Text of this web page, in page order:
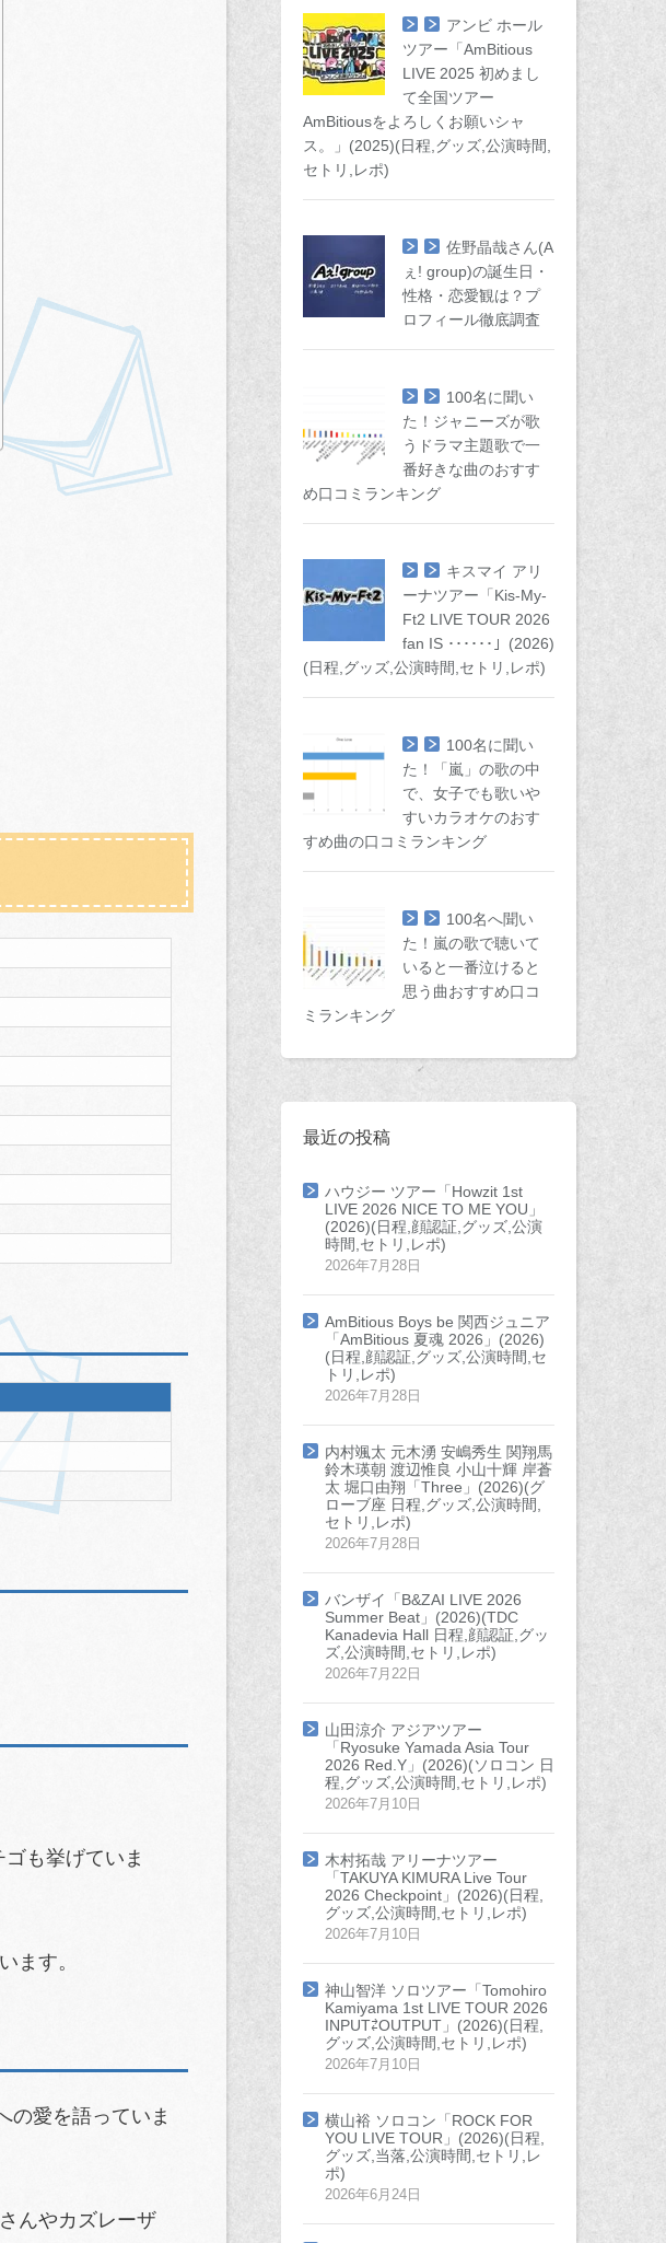
も挙げていま
ます。
の愛を語っていま
んやカズレーザ
アンビ ホール
ツアー「AmBitious
LIVE 2025 初めまし
て全国ツアー
AmBitiousをよろしくお願いシャ
ス。」(2025)(日程,グッズ,公演時間,
セトリ,レポ)
佐野晶哉さん(A
ぇ! group)の誕生日・
性格・恋愛観は？プ
ロフィール徹底調査
100名に聞い
た！ジャニーズが歌
うドラマ主題歌で一
番好きな曲のおすす
め口コミランキング
キスマイ アリ
ーナツアー「Kis-My-
Ft2 LIVE TOUR 2026
fan IS ･･････」(2026)
(日程,グッズ,公演時間,セトリ,レポ)
100名に聞い
た！「嵐」の歌の中
で、女子でも歌いや
すいカラオケのおす
すめ曲の口コミランキング
100名へ聞い
た！嵐の歌で聴いて
いると一番泣けると
思う曲おすすめ口コ
ミランキング
最近の投稿
ハウジー ツアー「Howzit 1st
LIVE 2026 NICE TO ME YOU」
(2026)(日程,顔認証,グッズ,公演
時間,セトリ,レポ)
2026年7月28日
AmBitious Boys be 関西ジュニア
「AmBitious 夏魂 2026」(2026)
(日程,顔認証,グッズ,公演時間,セ
トリ,レポ)
2026年7月28日
内村颯太 元木湧 安嶋秀生 関翔馬
鈴木瑛朝 渡辺惟良 小山十輝 岸蒼
太 堀口由翔「Three」(2026)(グ
ローブ座 日程,グッズ,公演時間,
セトリ,レポ)
2026年7月28日
バンザイ「B&ZAI LIVE 2026
Summer Beat」(2026)(TDC
Kanadevia Hall 日程,顔認証,グッ
ズ,公演時間,セトリ,レポ)
2026年7月22日
山田涼介 アジアツアー
「Ryosuke Yamada Asia Tour
2026 Red.Y」(2026)(ソロコン 日
程,グッズ,公演時間,セトリ,レポ)
2026年7月10日
木村拓哉 アリーナツアー
「TAKUYA KIMURA Live Tour
2026 Checkpoint」(2026)(日程,
グッズ,公演時間,セトリ,レポ)
2026年7月10日
神山智洋 ソロツアー「Tomohiro
Kamiyama 1st LIVE TOUR 2026
INPUT⇄OUTPUT」(2026)(日程,
グッズ,公演時間,セトリ,レポ)
2026年7月10日
横山裕 ソロコン「ROCK FOR
YOU LIVE TOUR」(2026)(日程,
グッズ,当落,公演時間,セトリ,レ
ポ)
2026年6月24日